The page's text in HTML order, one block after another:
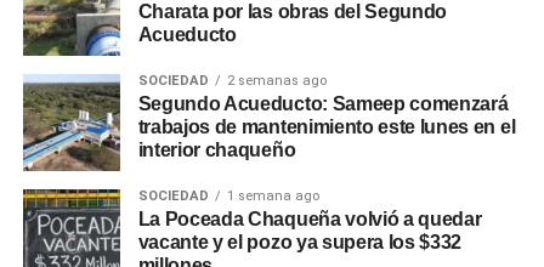
Charata por las obras del Segundo
Acueducto
SOCIEDAD 2 semanas ago
Segundo Acueducto: Sameep comenzará
trabajos de mantenimiento este lunes en el
interior chaqueño
SOCIEDAD 1 semana ago
La Poceada Chaqueña volvió a quedar
vacante y el pozo ya supera los $332